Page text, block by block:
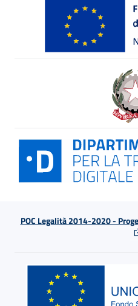
POC Legalità 2014-2020 -